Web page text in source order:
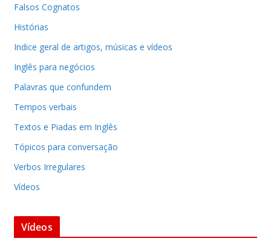
Falsos Cognatos
Histórias
Indice geral de artigos, músicas e vídeos
Inglês para negócios
Palavras que confundem
Tempos verbais
Textos e Piadas em Inglês
Tópicos para conversação
Verbos Irregulares
Vídeos
Vídeos